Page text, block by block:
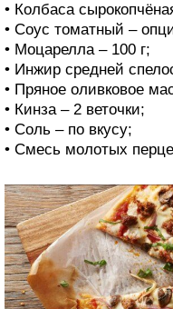
• Колбаса
• Соус томатный –
• Моцарелла – 100 г;
• Инжир средней
• Пряное оливковое
• Кинза – 2 веточки;
• Соль – по вкусу;
• Смесь молотых